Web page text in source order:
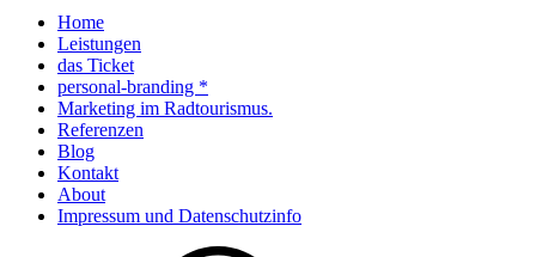
Home
Leistungen
das Ticket
personal-branding *
Marketing im Radtourismus.
Referenzen
Blog
Kontakt
About
Impressum und Datenschutzinfo